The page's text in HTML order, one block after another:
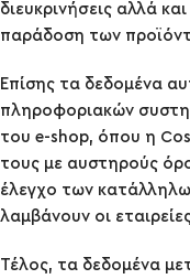
διευκρινήσεις αλλά
παράδοση των
Επίσης τα δεδομένα
πληροφοριακών
του e-shop, όπου η
τους με αυστηρούς
έλεγχο των
λαμβάνουν οι
Τέλος, τα δεδομένα